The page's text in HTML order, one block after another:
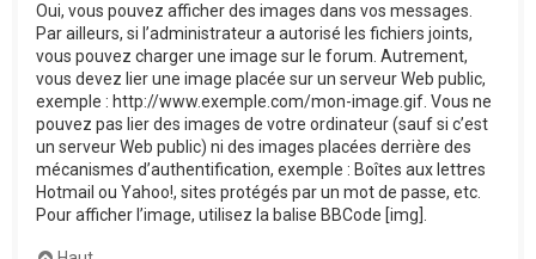
Oui, vous pouvez afficher des images dans vos messages.
Par ailleurs, si l’administrateur a autorisé les fichiers joints,
vous pouvez charger une image sur le forum. Autrement,
vous devez lier une image placée sur un serveur Web public,
exemple : http://www.exemple.com/mon-image.gif. Vous ne
pouvez pas lier des images de votre ordinateur (sauf si c’est
un serveur Web public) ni des images placées derrière des
mécanismes d’authentification, exemple : Boîtes aux lettres
Hotmail ou Yahoo!, sites protégés par un mot de passe, etc.
Pour afficher l’image, utilisez la balise BBCode [img].